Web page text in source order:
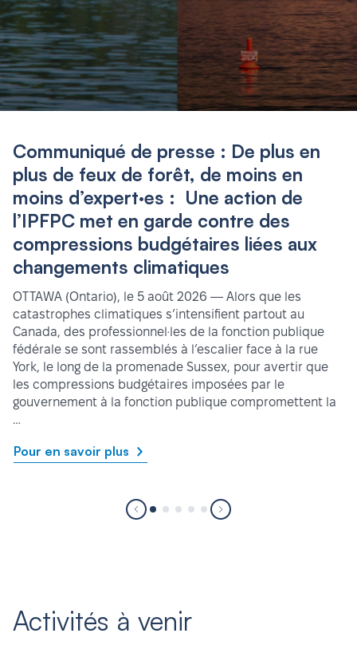
Communiqué de presse : De plus en
plus de feux de forêt, de moins en
moins d’expert·es : Une action de
l’IPFPC met en garde contre des
compressions budgétaires liées aux
changements climatiques
OTTAWA (Ontario), le 5 août 2026 — Alors que les
catastrophes climatiques s’intensifient partout au
Canada, des professionnel·les de la fonction publique
fédérale se sont rassemblés à l’escalier face à la rue
York, le long de la promenade Sussex, pour avertir que
les compressions budgétaires imposées par le
gouvernement à la fonction publique compromettent la
…
Pour en savoir plus
Activités à venir